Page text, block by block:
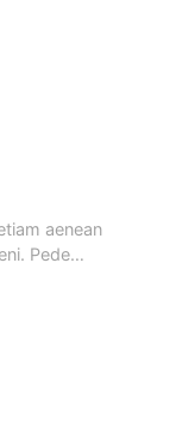
aenean
Pede…